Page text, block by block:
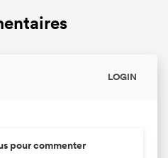
LOGIN
pour commenter